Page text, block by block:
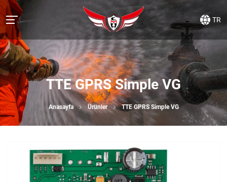
TR
TTE GPRS Simple VG
Anasayfa Ürünler TTE GPRS Simple VG